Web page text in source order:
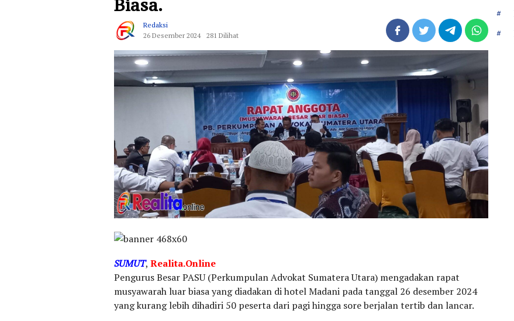
Biasa.
Redaksi
26 Desember 2024
281 Dilihat
SUMUT, Realita.Online
Pengurus Besar PASU (Perkumpulan Advokat Sumatera Utara) mengadakan rapat
musyawarah luar biasa yang diadakan di hotel Madani pada tanggal 26 desember 2024
yang kurang lebih dihadiri 50 peserta dari pagi hingga sore berjalan tertib dan lancar.